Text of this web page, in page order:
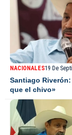
NACIONALES19 De
Santiago
que el chivo»